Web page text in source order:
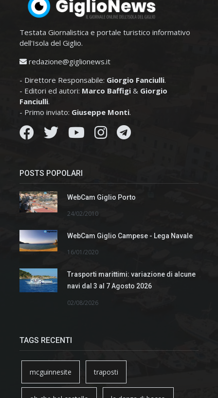
Testata Giornalistica e portale turistico informativo
dell'Isola del Giglio.
redazione@giglionews.it
- Direttore Responsabile: Giorgio Fanciulli.
- Editori ed autori: Marco Baffigi & Giorgio
Fanciulli.
- Primo inviato: Giuseppe Monti.
POSTS POPOLARI
WebCam Giglio Porto
24/02/2010
WebCam Giglio Campese - Lega Navale
16/01/2020
Trasporti marittimi: variazione di alcune
navi dal 3 al 7 Agosto 2026
02/08/2026
TAGS RECENTI
mcguinnesite traposti